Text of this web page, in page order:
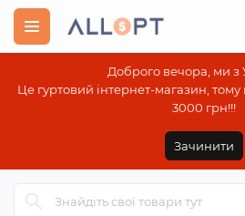
Доброго вечора, ми з
Це гуртовий інтернет-магазин,
3000 грн!!!
Зачинити